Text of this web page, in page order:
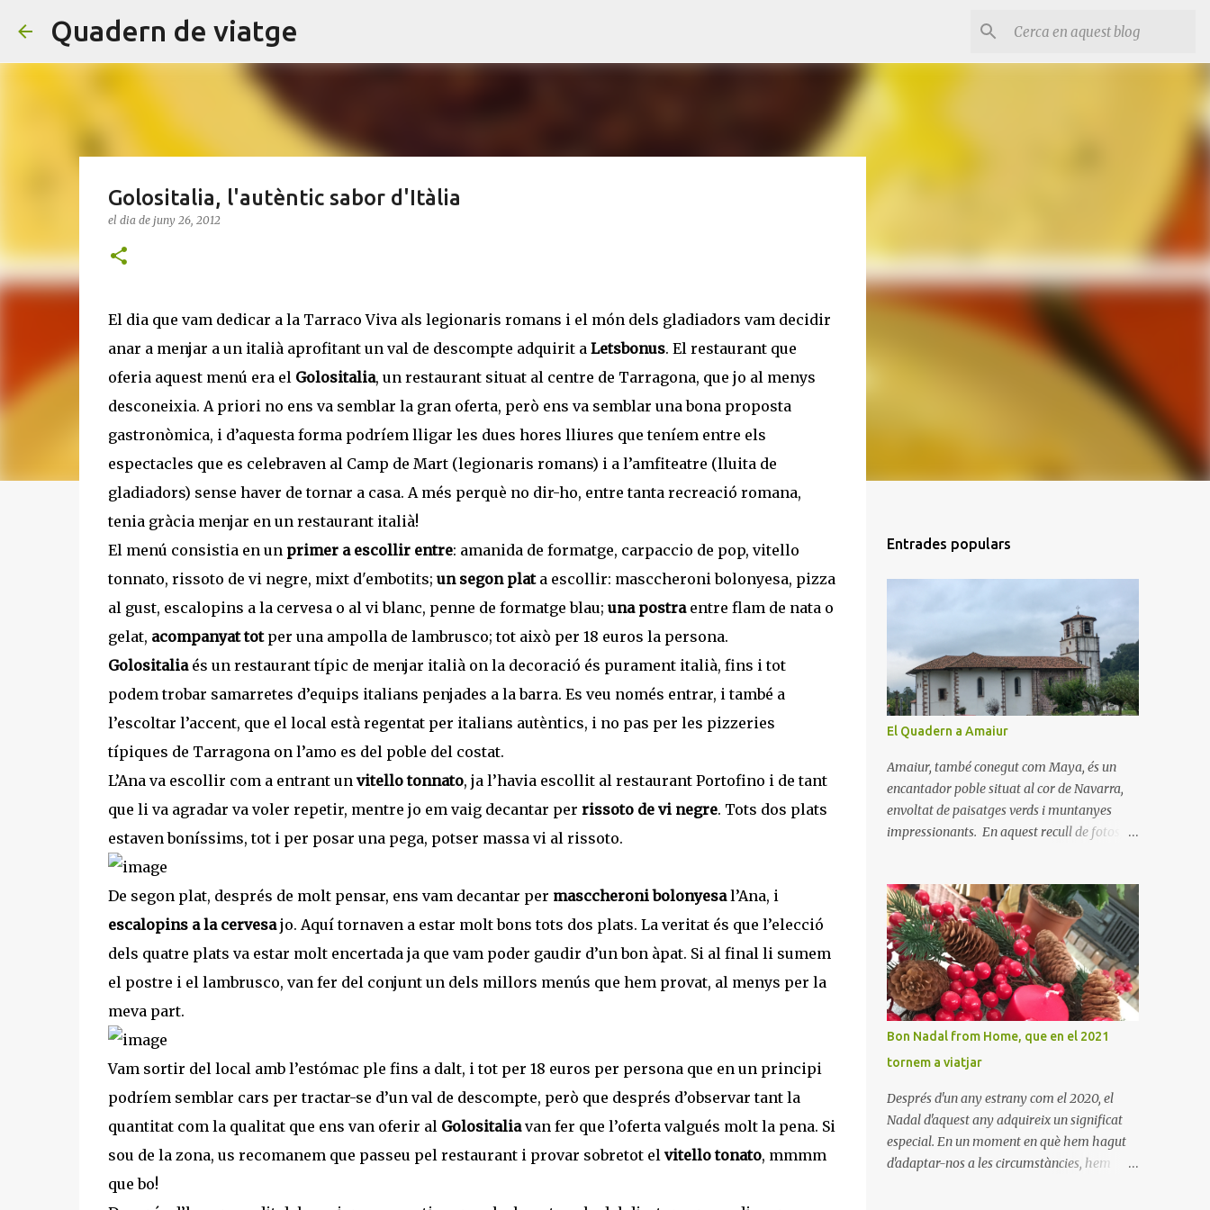
Quadern de viatge
Golositalia, l'autèntic sabor d'Itàlia
el dia de juny 26, 2012
El dia que vam dedicar a la Tarraco Viva als legionaris romans i el món dels gladiadors vam decidir
anar a menjar a un italià aprofitant un val de descompte adquirit a Letsbonus. El restaurant que
oferia aquest menú era el Golositalia, un restaurant situat al centre de Tarragona, que jo al menys
desconeixia. A priori no ens va semblar la gran oferta, però ens va semblar una bona proposta
gastronòmica, i d’aquesta forma podríem lligar les dues hores lliures que teníem entre els
espectacles que es celebraven al Camp de Mart (legionaris romans) i a l’amfiteatre (lluita de
gladiadors) sense haver de tornar a casa. A més perquè no dir-ho, entre tanta recreació romana,
tenia gràcia menjar en un restaurant italià!
El menú consistia en un primer a escollir entre: amanida de formatge, carpaccio de pop, vitello
tonnato, rissoto de vi negre, mixt d'embotits; un segon plata escollir: masccheroni bolonyesa, pizza
al gust, escalopins a la cervesa o al vi blanc, penne de formatge blau; una postraentre flam de nata o
gelat, acompanyat totper una ampolla de lambrusco; tot això per 18 euros la persona.
Golositaliaés un restaurant típic de menjar italià on la decoració és purament italià, fins i tot
podem trobar samarretes d’equips italians penjades a la barra. Es veu només entrar, i també a
l’escoltar l’accent, que el local està regentat per italians autèntics, i no pas per les pizzeries
típiques de Tarragona on l’amo es del poble del costat.
L’Ana va escollir com a entrant un vitello tonnato, ja l’havia escollit al restaurant Portofino i de tant
que li va agradar va voler repetir, mentre jo em vaig decantar per rissoto de vi negre. Tots dos plats
estaven boníssims, tot i per posar una pega, potser massa vi al rissoto.
De segon plat, després de molt pensar, ens vam decantar per masccheroni bolonyesal’Ana, i
escalopins a la cervesajo. Aquí tornaven a estar molt bons tots dos plats. La veritat és que l’elecció
dels quatre plats va estar molt encertada ja que vam poder gaudir d’un bon àpat. Si al final li sumem
el postre i el lambrusco, van fer del conjunt un dels millors menús que hem provat, al menys per la
meva part.
Vam sortir del local amb l’estómac ple fins a dalt, i tot per 18 euros per persona que en un principi
podríem semblar cars per tractar-se d’un val de descompte, però que després d’observar tant la
quantitat com la qualitat que ens van oferir al Golositaliavan fer que l’oferta valgués molt la pena. Si
sou de la zona, us recomanem que passeu pel restaurant i provar sobretot el vitello tonato, mmmm
que bo!
Entrades populars
El Quadern a Amaiur
Amaiur, també conegut com Maya, és un
encantador poble situat al cor de Navarra,
envoltat de paisatges verds i muntanyes
impressionants. En aquest recull de fotos,
aquest petit poble encantador recordant-nos
el seu passat medieval. Visitar Amaiur és
una oportunitat per connectar amb la
cultura navarresa i gaudir de la tranquil·litat
d'un poble que conserva el seu encant
tradicional. Us animem a descobrir aquest
meravellós lloc i a deixar-vos captivar per la
Bon Nadal from Home, que en el 2021
tornem a viatjar
Després d'un any estrany com el 2020, el
Nadal d'aquest any adquireix un significat
especial. En un moment en què hem hagut
d'adaptar-nos a les circumstàncies, hem